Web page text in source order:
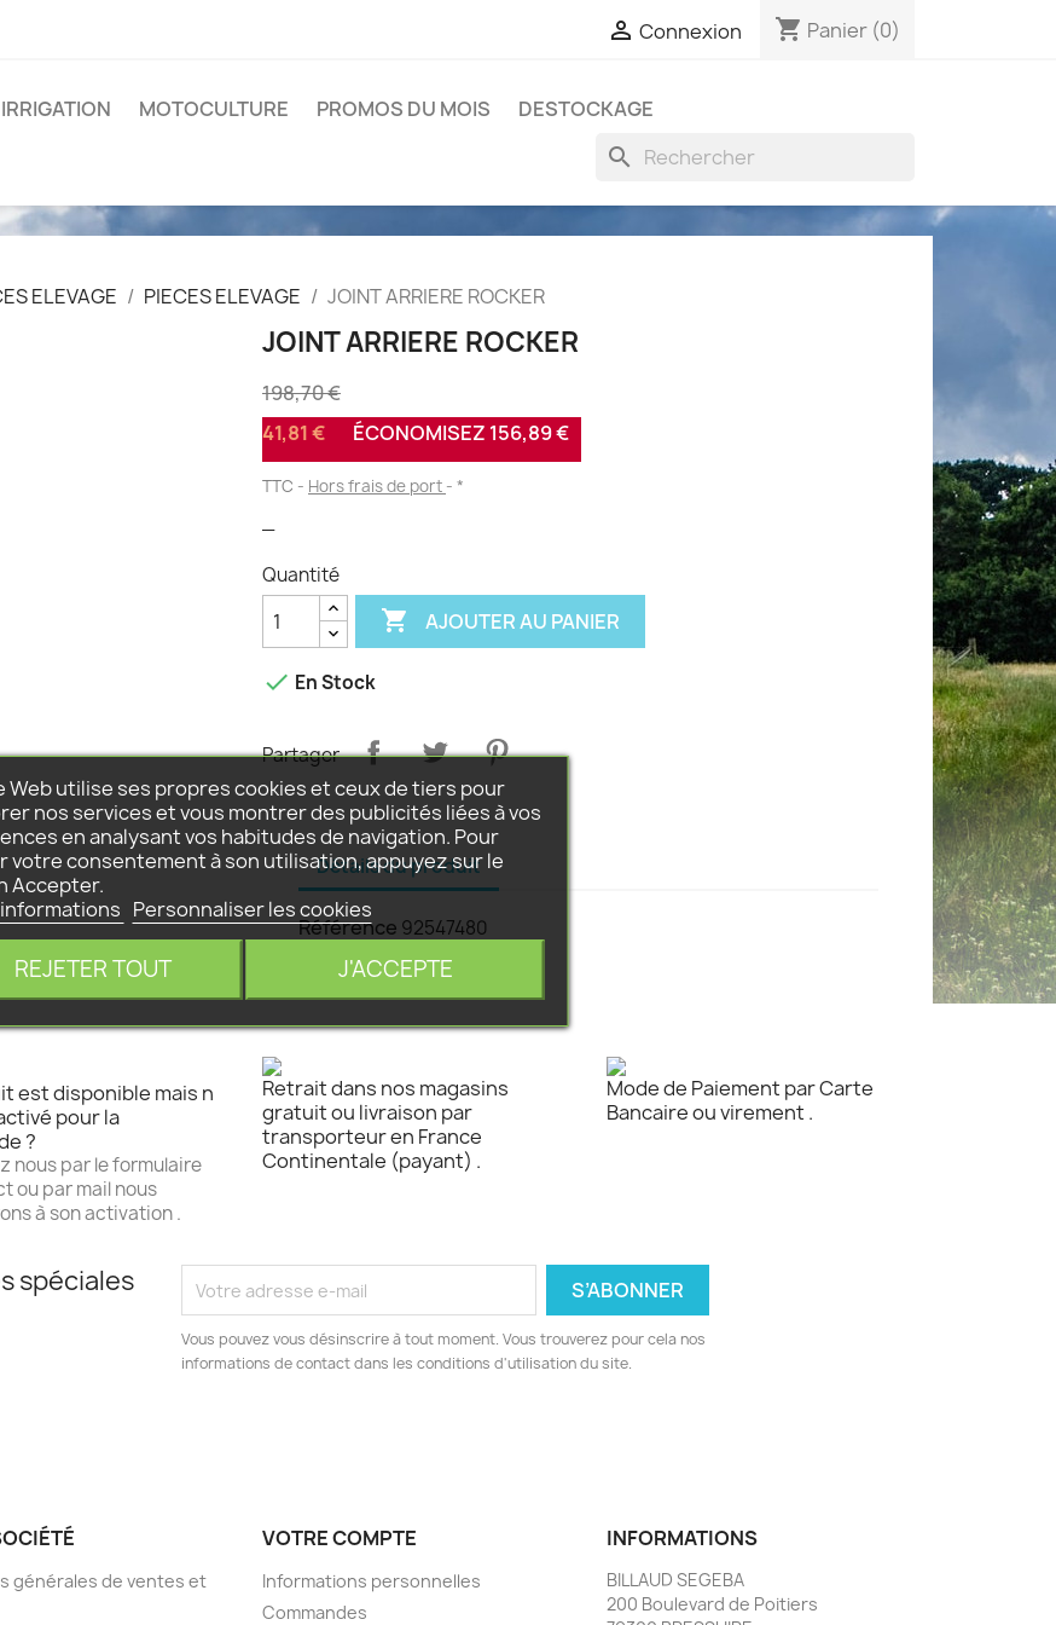
 Connexion shopping_cart Panier (0)
IRRIGATION MOTOCULTURE PROMOS DU MOIS DESTOCKAGE
search
ELEVAGE PIECES ELEVAGE JOINT ARRIERE ROCKER
JOINT ARRIERE ROCKER
198,70 €
41,81 €
ÉCONOMISEZ 156,89 €
TTC Hors frais de port *
Quantité
 AJOUTER AU PANIER
 En Stock
Partager
Détails du produit
Référence 92547480
est disponible mais n
pour la
?
nous par le formulaire
ou par mail nous
à son activation .
Retrait dans nos magasins
gratuit ou livraison par
transporteur en France
Continentale (payant) .
Mode de Paiement par Carte
Bancaire ou virement .
spéciales
Vous pouvez vous désinscrire à tout moment. Vous trouverez pour cela nos
informations de contact dans les conditions d'utilisation du site.
générales de ventes et
VOTRE COMPTE
Informations personnelles
Commandes
INFORMATIONS
BILLAUD SEGEBA
200 Boulevard de Poitiers
Web utilise ses propres cookies et ceux de tiers pour
nos services et vous montrer des publicités liées à vos
en analysant vos habitudes de navigation. Pour
votre consentement à son utilisation, appuyez sur le
Accepter.
Personnaliser les cookies
REJETER TOUT J'ACCEPTE